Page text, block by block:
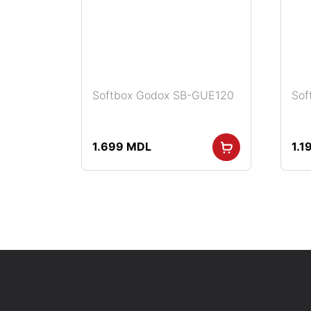
Softbox Godox SB-GUE120
1.699 MDL